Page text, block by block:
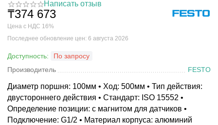
Написать отзыв
₸374 673
Цена с НДС 16%
Последнее обновление цен: 6 августа 2026
Доступность:
По запросу
Производитель
FESTO
Диаметр поршня: 100мм • Ход: 500мм • Тип действия:
двустороннего действия • Стандарт: ISO 15552 •
Определение позиции: с магнитом для датчиков •
Подключение: G1/2 • Материал корпуса: алюминий